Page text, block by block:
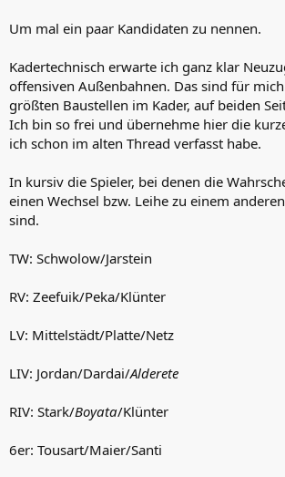
Um mal ein paar Kandidaten zu nennen.
Kadertechnisch erwarte ich ganz klar
offensiven Außenbahnen. Das sind für
größten Baustellen im Kader, auf beiden
Ich bin so frei und übernehme hier die
ich schon im alten Thread verfasst habe.
In kursiv die Spieler, bei denen die
einen Wechsel bzw. Leihe zu einem
sind.
TW: Schwolow/Jarstein
RV: Zeefuik/Peka/Klünter
LV: Mittelstädt/Platte/Netz
LIV: Jordan/Dardai/Alderete
RIV: Stark/Boyata/Klünter
6er: Tousart/Maier/Santi